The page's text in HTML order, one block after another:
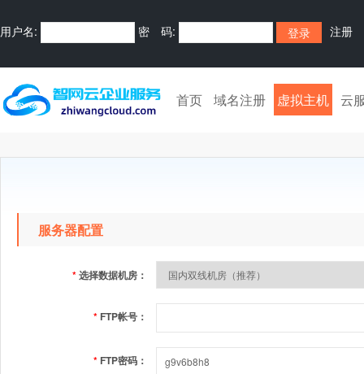
用户名: 密 码: 注册
首页 域名注册 虚拟主机 云
服务器配置
*选择数据机房：
* FTP帐号：
* FTP密码：